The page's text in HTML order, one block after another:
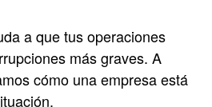
a que tus operaciones
más graves. A
cómo una empresa está